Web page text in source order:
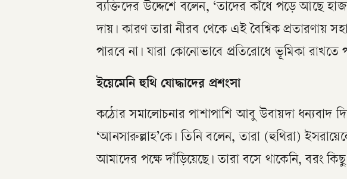
ব্যক্তিদের উদ্দেশে বলেন, ‘তাদের কাঁধে পড়ে আছে
দায়। কারণ তারা নীরব থেকে এই বৈশ্বিক প্রতারণায়
পারবে না। যারা কোনোভাবে প্রতিরোধে ভূমিকা রাখতে
ইয়েমেনি হুথি যোদ্ধাদের প্রশংসা
কঠোর সমালোচনার পাশাপাশি আবু উবায়দা ধন্যবাদ
‘আনসারুল্লাহ’কে। তিনি বলেন, তারা (হুথিরা)
আমাদের পক্ষে দাঁড়িয়েছে। তারা বসে থাকেনি, বরং